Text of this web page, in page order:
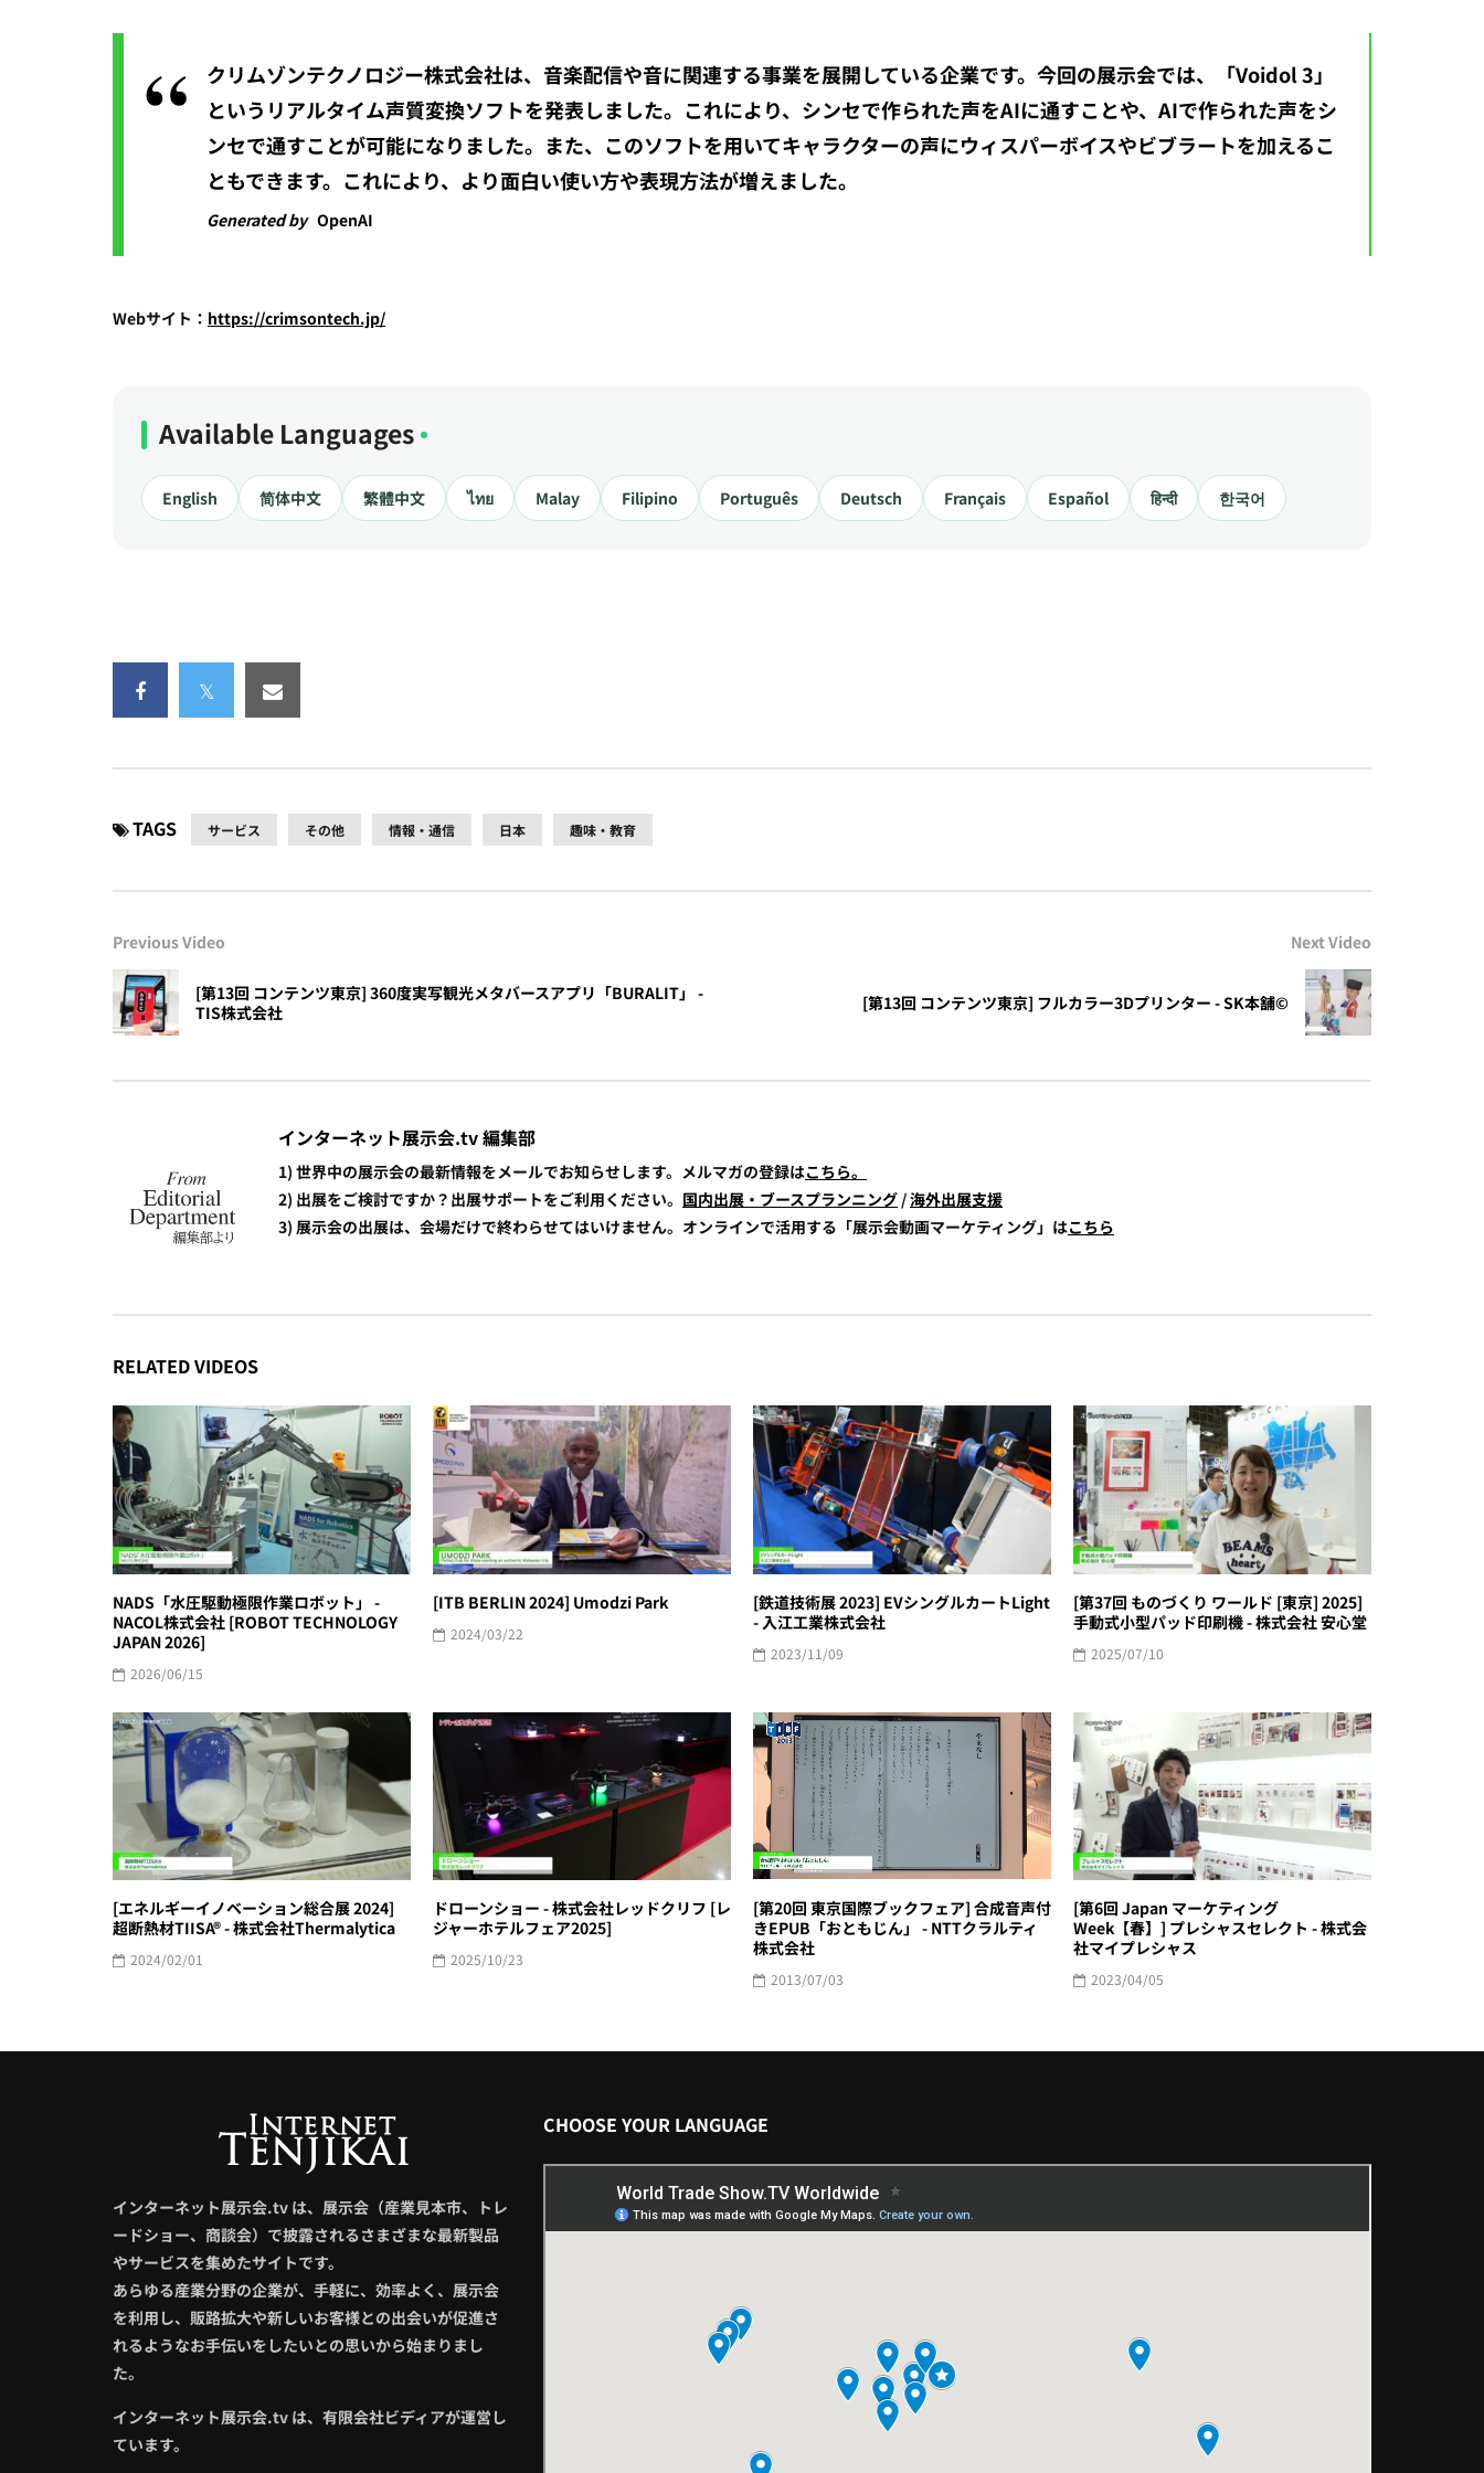
クリムゾンテクノロジー株式会社は、音楽配信や音に関連する事業を展開している企業です。今回の展示会では、「Voidol 3」
というリアルタイム声質変換ソフトを発表しました。これにより、シンセで作られた声をAIに通すことや、AIで作られた声をシ
ンセで通すことが可能になりました。また、このソフトを用いてキャラクターの声にウィスパーボイスやビブラートを加えるこ
ともできます。これにより、より面白い使い方や表現方法が増えました。
Generated by OpenAI
Webサイト： https://crimsontech.jp/
Available Languages
English 简体中文 繁體中文 ไทย Malay Filipino Português Deutsch Français Español हिन्दी 한국어
TAGS サービス その他 情報・通信 日本 趣味・教育
Previous Video
[第13回 コンテンツ東京] 360度実写観光メタバースアプリ「BURALIT」 -
TIS株式会社
Next Video
[第13回 コンテンツ東京] フルカラー3Dプリンター - SK本舗©︎
インターネット展示会.tv 編集部
1) 世界中の展示会の最新情報をメールでお知らせします。メルマガの登録はこちら。
2) 出展をご検討ですか？出展サポートをご利用ください。 国内出展・ブースプランニング /海外出展支援
3) 展示会の出展は、会場だけで終わらせてはいけません。オンラインで活用する「展示会動画マーケティング」はこちら
RELATED VIDEOS
NADS「水圧駆動極限作業ロボット」 -
NACOL株式会社 [ROBOT TECHNOLOGY
JAPAN 2026]
2026/06/15
[ITB BERLIN 2024] Umodzi Park
2024/03/22
[鉄道技術展 2023] EVシングルカートLight
- 入江工業株式会社
2023/11/09
[第37回 ものづくり ワールド [東京] 2025]
手動式小型パッド印刷機 - 株式会社 安心堂
2025/07/10
[エネルギーイノベーション総合展 2024]
超断熱材TIISA® - 株式会社Thermalytica
2024/02/01
ドローンショー - 株式会社レッドクリフ [レ
ジャーホテルフェア2025]
2025/10/23
[第20回 東京国際ブックフェア] 合成音声付
きEPUB「おともじん」 - NTTクラルティ
株式会社
2013/07/03
[第6回 Japan マーケティング
Week【春】] プレシャスセレクト - 株式会
社マイプレシャス
2023/04/05
インターネット展示会.tv は、展示会（産業見本市、トレ
ードショー、商談会）で披露されるさまざまな最新製品
やサービスを集めたサイトです。
あらゆる産業分野の企業が、手軽に、効率よく、展示会
を利用し、販路拡大や新しいお客様との出会いが促進さ
れるようなお手伝いをしたいとの思いから始まりまし
た。
インターネット展示会.tv は、有限会社ビディアが運営し
ています。
CHOOSE YOUR LANGUAGE